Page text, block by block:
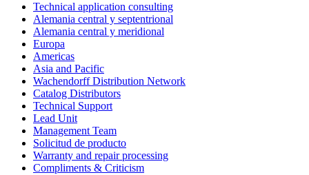
Technical application consulting
Alemania central y septentrional
Alemania central y meridional
Europa
Americas
Asia and Pacific
Wachendorff Distribution Network
Catalog Distributors
Technical Support
Lead Unit
Management Team
Solicitud de producto
Warranty and repair processing
Compliments & Criticism